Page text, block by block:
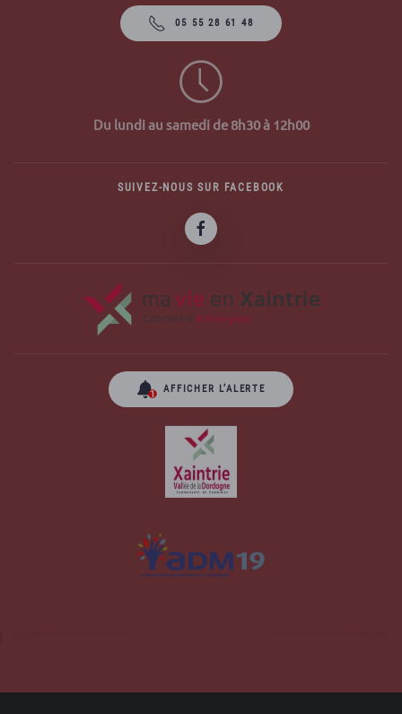
05 55 28 61 48
Du lundi au samedi de 8h30 à 12h00
SUIVEZ-NOUS SUR FACEBOOK
AFFICHER L’ALERTE
Corrèze